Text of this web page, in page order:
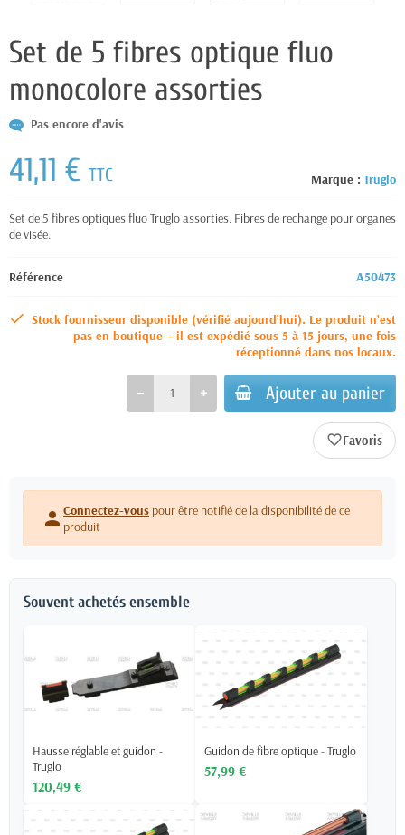
Set de 5 fibres optique fluo
monocolore assorties
Pas encore d'avis
Marque : Truglo
41,11 € TTC
Set de 5 fibres optiques fluo Truglo assorties. Fibres de rechange pour organes
de visée.
Référence A50473
Stock fournisseur disponible (vérifié aujourd’hui). Le produit n’est
pas en boutique – il est expédié sous 5 à 15 jours, une fois
réceptionné dans nos locaux.
Ajouter au panier
favorite_border
person Connectez-vous pour être notifié de la disponibilité de ce
produit
Souvent achetés ensemble
Hausse réglable et guidon -
Truglo
120,49 €
Guidon de fibre optique - Truglo
57,99 €